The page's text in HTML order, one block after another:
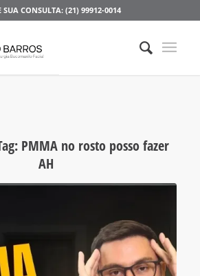
SUA CONSULTA: (21) 99912-0014
PMMA no rosto posso fazer
AH